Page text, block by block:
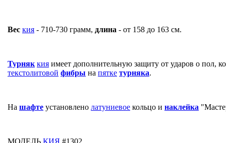
Вес кия - 710-730 грамм, длина - от 158 до 163 см.
Турняк кия имеет дополнительную защиту от ударов о пол,
текстолитовой фибры на пятке турняка.
На шафте установлено латуниевое кольцо и наклейка
МОДЕЛЬ КИЯ #1302